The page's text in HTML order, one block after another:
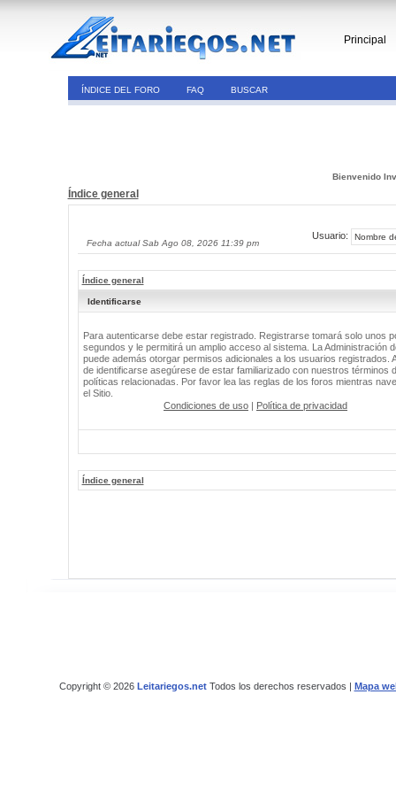
Principal
ÍNDICE DEL FORO FAQ BUSCAR
Bienvenido
Índice general
Fecha actual Sab Ago 08, 2026 11:39 pm
Usuario:
Índice general
Identificarse
Para autenticarse debe estar registrado. Registrarse tomará solo unos
segundos y le permitirá un amplio acceso al sistema. La Administración
puede además otorgar permisos adicionales a los usuarios registrados.
de identificarse asegúrese de estar familiarizado con nuestros términos
políticas relacionadas. Por favor lea las reglas de los foros mientras
el Sitio.
Condiciones de uso | Política de privacidad
Índice general
Copyright © 2026 Leitariegos.netTodos los derechos reservados | Mapa